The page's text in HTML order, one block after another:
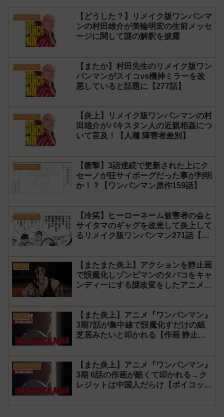
ワンパンマン
【どうした？】リメイク版ワンパンマ
ンの村田雄介が美輪明宏の生前メッセ
ージに関して謎の解釈を披露
ワンパンマン
【またか】村田先生のリメイク版ワン
パンマンがスイコvs機神ミラーを改
悪していると話題に【277話】
ワンパンマン
【炎上】リメイク版ワンパンマンの村
田雄介がパキスタン人の近親相姦につ
いて言及！【人種 障害者差別】
ワンパンマン
【衝撃】3話連続で更新された上にク
セーノが狂サイボーグだった事が判明
か！？【ワンパンマン原作159話】
ワンパンマン
【冷笑】ヒーローネーム被害者の会と
サイタマのギャグを改悪して炎上して
るリメイク版ワンパンマン271話【村
アニメ
【またまた炎上】アクションを静止画
で誤魔化しゾンビマンのタバコをキャ
ンディーにする謎改変をしたアニメ
アニメ
【また炎上】アニメ『ワンパンマン』
3期7話が集中線で誤魔化すだけの紙
芝居みたいと叩かれる【作画 静止
ワンパンマン
【また炎上】アニメ『ワンパンマン』
3期 6話の作画が酷くて叩かれる→ク
レジットは中国人だらけ【ボイコッ